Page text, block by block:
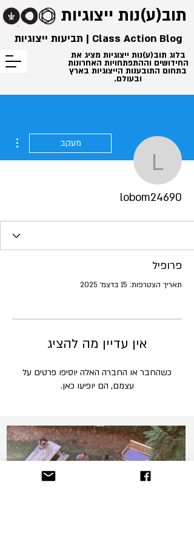
תוב(ע)נות ייצוגיות
בלוג תוב(ע)נות ייצוגיות מציג את
החידושים וההתפתחויות האחרונות
בתחום התובענות הייצוגיות בארץ
ובעולם.
Class Action Blog | תביעות ייצוגיות
lobom24690
מעקב
lobom24690
פרופיל
תאריך הצטרפות: 15 בדצמ׳ 2025
אין עדיין מה להציג
כשהחבר או החברה האלה יוסיפו פרטים על
עצמם, הם יופיעו כאן.